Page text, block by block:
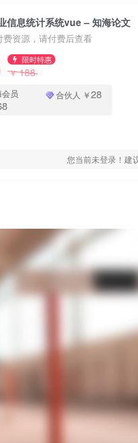
信息统计系统vue – 知海论文
费资源，请付费后查看
限时特惠
￥188
员
合伙人 ￥28
您当前未登录！建